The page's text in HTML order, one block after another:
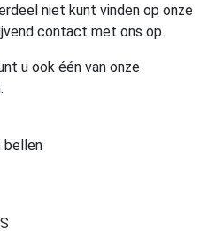
niet kunt vinden op onze
contact met ons op.
u ook één van onze
bellen